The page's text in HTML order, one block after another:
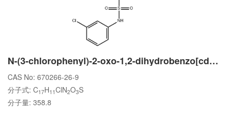
N-(3-chlorophenyl)-2-oxo-1,2-dihydrobenzo[cd]indole-6-sulfonamide
CAS No: 670266-26-9
分子式: C17H11ClN2O3S
分子量: 358.8